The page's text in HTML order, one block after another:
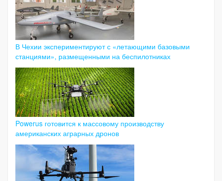
В Чехии экспериментируют с «летающими базовыми
станциями», размещенными на беспилотниках
Powerus готовится к массовому производству
американских аграрных дронов